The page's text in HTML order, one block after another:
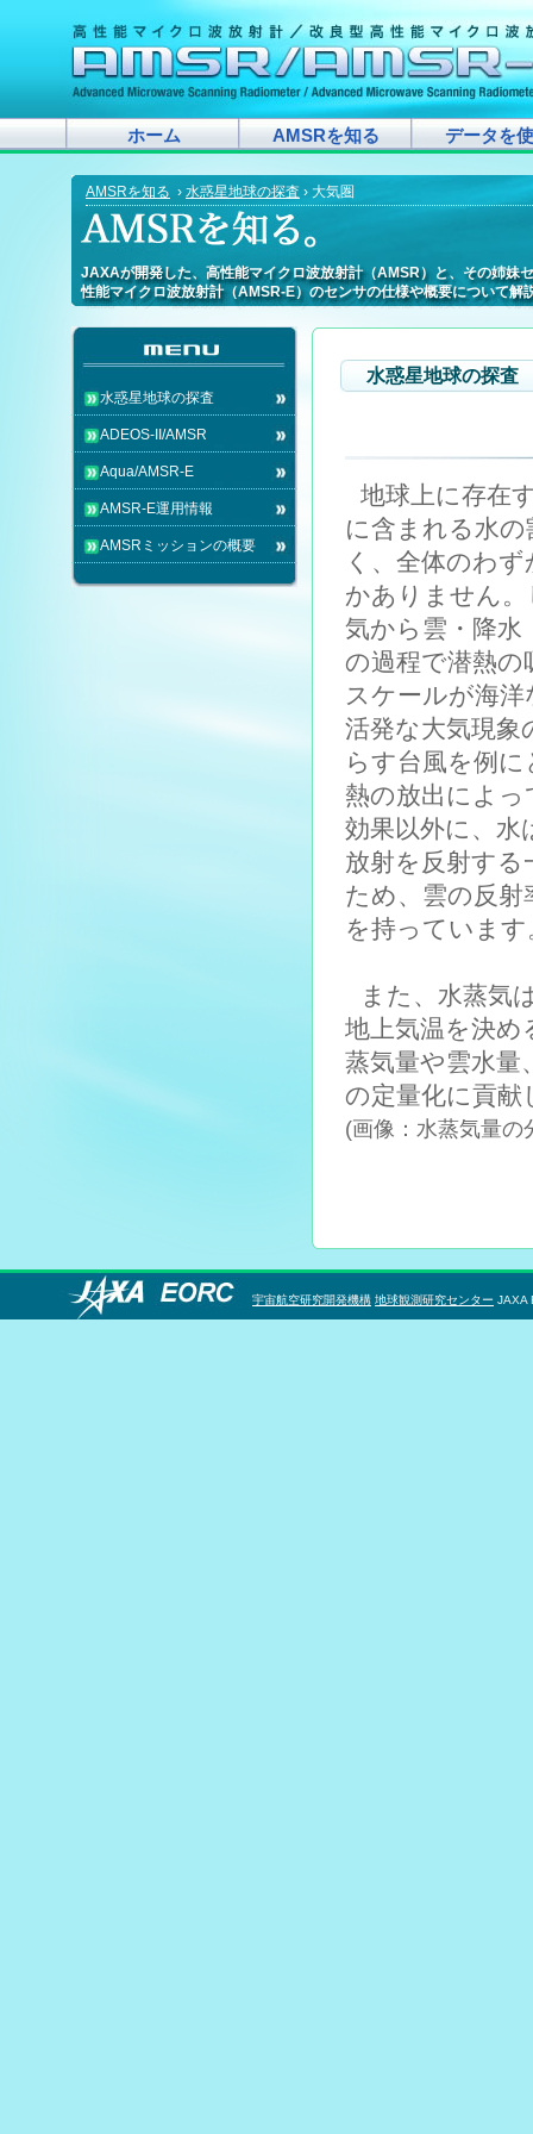
ホーム AMSRを知る データを
AMSRを知る › 水惑星地球の探査 › 大気圏
JAXAが開発した、高性能マイクロ波放射計（AMSR）と、その姉妹
性能マイクロ波放射計（AMSR-E）のセンサの仕様や概要について解
JAXAが開発した、高性能マイクロ波放射計（AMSR）と、その姉妹
性能マイクロ波放射計（AMSR-E）のセンサの仕様や概要について解
JAXAが開発した、高性能マイクロ波放射計（AMSR）と、その姉妹
性能マイクロ波放射計（AMSR-E）のセンサの仕様や概要について解
JAXAが開発した、高性能マイクロ波放射計（AMSR）と、その姉
性能マイクロ波放射計（AMSR-E）のセンサの仕様や概要について
JAXAが開発した、高性能マイクロ波放射計（AMSR）と、その姉妹
性能マイクロ波放射計（AMSR-E）のセンサの仕様や概要について解
JAXAが開発した、高性能マイクロ波放射計（AMSR）と、その姉妹
性能マイクロ波放射計（AMSR-E）のセンサの仕様や概要について解
JAXAが開発した、高性能マイクロ波放射計（AMSR）と、その姉妹
性能マイクロ波放射計（AMSR-E）のセンサの仕様や概要について
JAXAが開発した、高性能マイクロ波放射計（AMSR）と、その姉妹
性能マイクロ波放射計（AMSR-E）のセンサの仕様や概要について
JAXAが開発した、高性能マイクロ波放射計（AMSR）と、その姉妹
性能マイクロ波放射計（AMSR-E）のセンサの仕様や概要について解
JAXAが開発した、高性能マイクロ波放射計（AMSR）と、その姉妹
性能マイクロ波放射計（AMSR-E）のセンサの仕様や概要について解
JAXAが開発した、高性能マイクロ波放射計（AMSR）と、その姉妹
性能マイクロ波放射計（AMSR-E）のセンサの仕様や概要について解
JAXAが開発した、高性能マイクロ波放射計（AMSR）と、その姉妹
性能マイクロ波放射計（AMSR-E）のセンサの仕様や概要について解
JAXAが開発した、高性能マイクロ波放射計（AMSR）と、その姉妹
性能マイクロ波放射計（AMSR-E）のセンサの仕様や概要について解
JAXAが開発した、高性能マイクロ波放射計（AMSR）と、その姉妹
性能マイクロ波放射計（AMSR-E）のセンサの仕様や概要について解
JAXAが開発した、高性能マイクロ波放射計（AMSR）と、その姉妹
性能マイクロ波放射計（AMSR-E）のセンサの仕様や概要について解
JAXAが開発した、高性能マイクロ波放射計（AMSR）と、その姉妹
性能マイクロ波放射計（AMSR-E）のセンサの仕様や概要について解
JAXAが開発した、高性能マイクロ波放射計（AMSR）と、その姉妹
性能マイクロ波放射計（AMSR-E）のセンサの仕様や概要について解
JAXAが開発した、高性能マイクロ波放射計（AMSR）と、その姉妹
性能マイクロ波放射計（AMSR-E）のセンサの仕様や概要について解
水惑星地球の探査
ADEOS-II/AMSR
Aqua/AMSR-E
AMSR-E運用情報
AMSRミッションの概要
水惑星地球の探査
地球上に存在
に含まれる水
く、全体のわ
かありません
気から雲・降水
の過程で潜熱の
スケールが海
活発な大気現象
らす台風を例
熱の放出によ
効果以外に、水
放射を反射す
ため、雲の反射
を持っています
また、水蒸気
地上気温を決め
蒸気量や雲水量
の定量化に貢献
(画像：水蒸気量の
宇宙航空研究開発機構 地球観測研究センター JAXA